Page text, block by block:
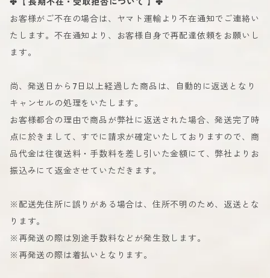
お客様がご不在の場合は、ヤマト運輸より不在通知でご連絡い
たします。不在通知より、お客様自身で再配達依頼をお願いし
ます。
尚、発送日から7日以上経過した商品は、自動的に返送となり
キャンセルの処理をいたします。
お客様都合の理由で商品が弊社に返送された場合、発送完了時
点に於きまして、すでに請求が確定いたしておりますので、商
品代金は往復送料・手数料を差し引いた金額にて、弊社よりお
振込みにて返金させていただきます。
※配送先住所に誤りがある場合は、住所不明のため、返送とな
ります。
※再発送の際は別途手数料などが発生致します。
※再発送の際は着払いとなります。